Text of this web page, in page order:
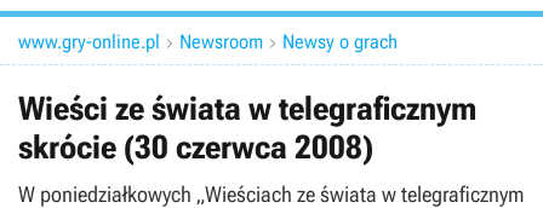
www.gry-online.pl  Newsroom  Newsy o grach
Wieści ze świata w telegraficznym
skrócie (30 czerwca 2008)
W poniedziałkowych „Wieściach ze świata w telegraficznym